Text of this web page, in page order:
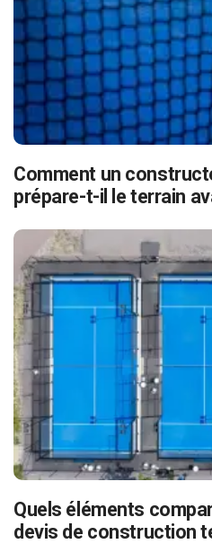
Comment un
prépare-t-il le terrain
Quels éléments
devis de construction